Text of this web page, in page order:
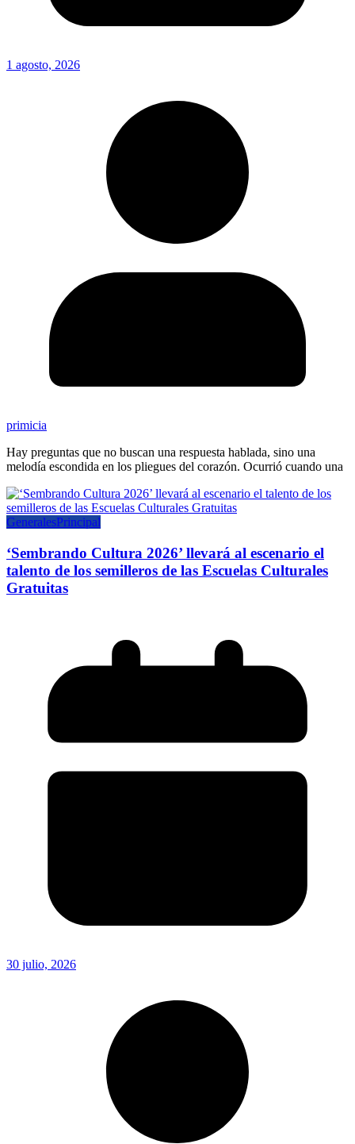
1 agosto, 2026
primicia
Hay preguntas que no buscan una respuesta hablada, sino una
melodía escondida en los pliegues del corazón. Ocurrió cuando una
GeneralesPrincipal
‘Sembrando Cultura 2026’ llevará al escenario el
talento de los semilleros de las Escuelas Culturales
Gratuitas
30 julio, 2026